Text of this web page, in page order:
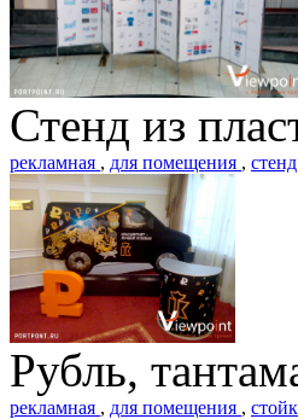
Стенд из
рекламная , для помещения , стенд
Рубль,
рекламная , для помещения ,